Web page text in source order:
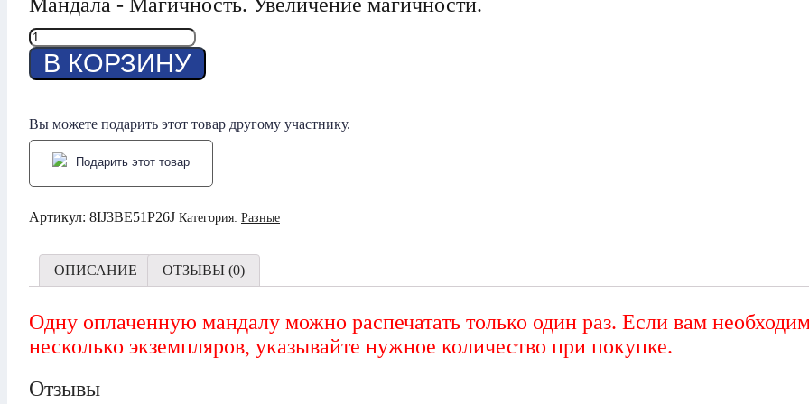
Количество
товара
Мандала
-
В КОРЗИНУ
Вы можете подарить этот товар другому участнику.
Подарить этот товар
Артикул: 8IJ3BE51P26J Категория: Разные
ОПИСАНИЕ ОТЗЫВЫ (0)
Одну оплаченную мандалу можно распечатать только один раз. Если вам
несколько экземпляров, указывайте нужное количество при покупке.
Отзывы